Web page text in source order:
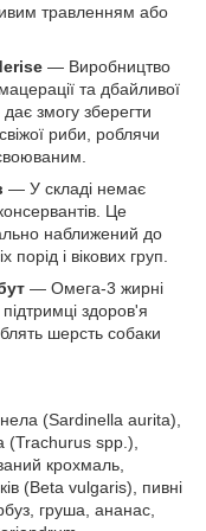
травленням або
— Виробництво
та дбайливої
змогу зберегти
риби, роблячи
— У складі немає
Це
наближений до
і вікових груп.
— Омега-3 жирні
здоров'я
шерсть собаки
(Sardinella aurita),
(Trachurus spp.),
крохмаль,
(Beta vulgaris), пивні
груша, ананас,